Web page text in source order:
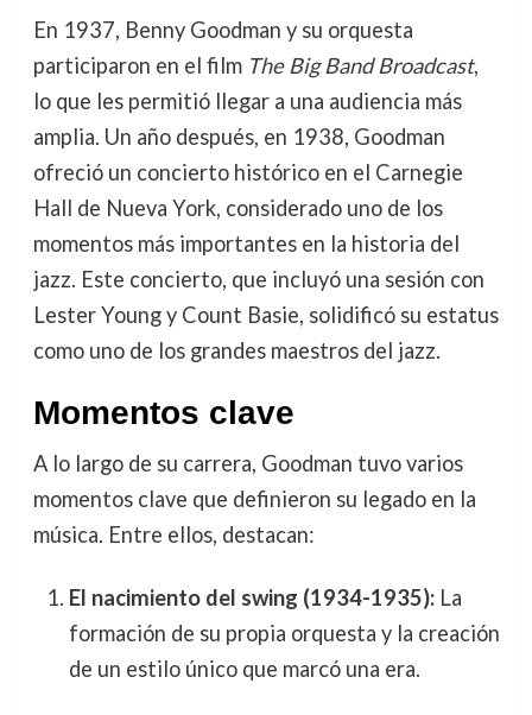
En 1937, Benny Goodman y su orquesta
participaron en el film The Big Band Broadcast,
lo que les permitió llegar a una audiencia más
amplia. Un año después, en 1938, Goodman
ofreció un concierto histórico en el Carnegie
Hall de Nueva York, considerado uno de los
momentos más importantes en la historia del
jazz. Este concierto, que incluyó una sesión con
Lester Young y Count Basie, solidificó su estatus
como uno de los grandes maestros del jazz.
Momentos clave
A lo largo de su carrera, Goodman tuvo varios
momentos clave que definieron su legado en la
música. Entre ellos, destacan:
El nacimiento del swing (1934-1935):La
formación de su propia orquesta y la creación
de un estilo único que marcó una era.